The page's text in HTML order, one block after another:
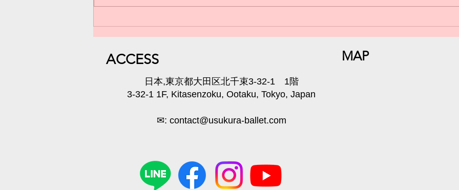
礼❣️
付中💁‍♀️
​ACCESS
​日本,東京都大田区北千束3-32-1 1階
3-32-1 1F, Kitasenzoku, Ootaku, Tokyo, Japan
✉: contact@usukura-ballet.com
MAP